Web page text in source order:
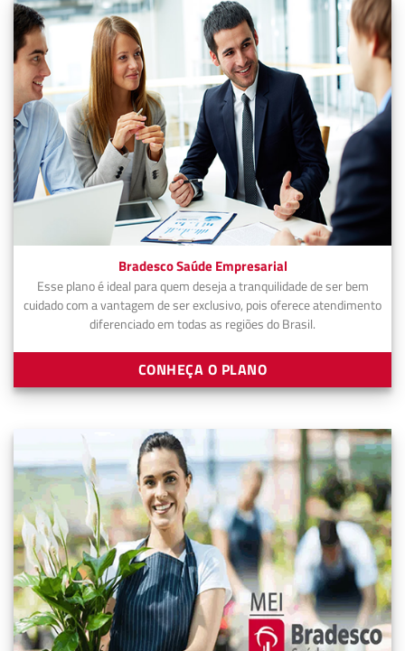
Bradesco Saúde Empresarial
Esse plano é ideal para quem deseja a tranquilidade de ser bem
cuidado com a vantagem de ser exclusivo, pois oferece atendimento
diferenciado em todas as regiões do Brasil.
CONHEÇA O PLANO